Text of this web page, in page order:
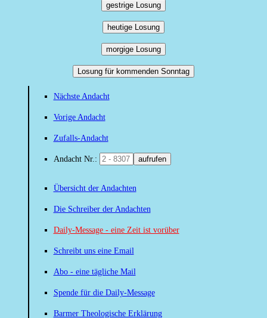
gestrige Losung
heutige Losung
morgige Losung
Losung für kommenden Sonntag
Nächste Andacht
Vorige Andacht
Zufalls-Andacht
Andacht Nr.: aufrufen
Übersicht der Andachten
Die Schreiber der Andachten
Daily-Message - eine Zeit ist vorüber
Schreibt uns eine Email
Abo - eine tägliche Mail
Spende für die Daily-Message
Barmer Theologische Erklärung